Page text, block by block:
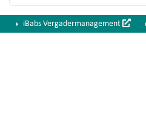
iBabs Vergadermanagement